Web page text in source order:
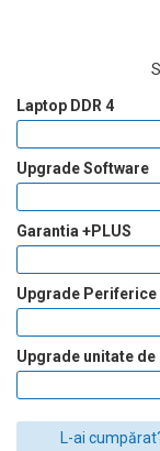
Laptop DDR 4
Upgrade Software
Garantia +PLUS
Upgrade Periferice
Upgrade unitate
L-ai